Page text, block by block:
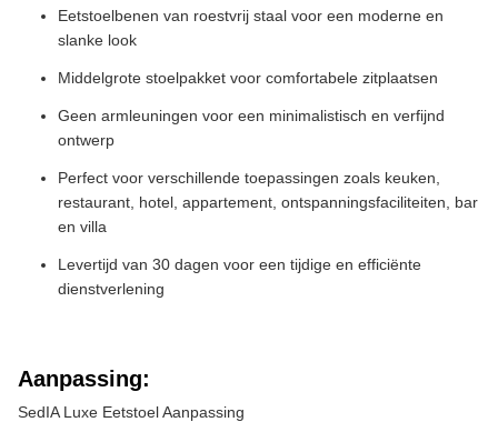
Eetstoelbenen van roestvrij staal voor een moderne en
slanke look
Middelgrote stoelpakket voor comfortabele zitplaatsen
Geen armleuningen voor een minimalistisch en verfijnd
ontwerp
Perfect voor verschillende toepassingen zoals keuken,
restaurant, hotel, appartement, ontspanningsfaciliteiten, bar
en villa
Levertijd van 30 dagen voor een tijdige en efficiënte
dienstverlening
Aanpassing:
SedIA Luxe Eetstoel Aanpassing